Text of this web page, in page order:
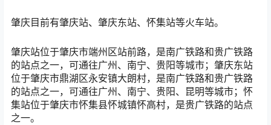
肇庆目前有肇庆站、肇庆东站、怀集站等火车站。
肇庆站位于肇庆市端州区站前路，是南广铁路和贵广铁路
的站点之一，可通往广州、南宁、贵阳等城市；肇庆东站
位于肇庆市鼎湖区永安镇大朗村，是南广铁路和贵广铁路
的站点之一，可通往广州、南宁、贵阳、昆明等城市；怀
集站位于肇庆市怀集县怀城镇怀高村，是贵广铁路的站点
之一。